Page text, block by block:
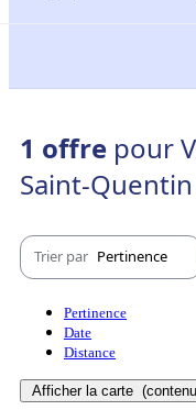
1 offre pour
Saint-
Trier par Pertinence
Pertinence
Date
Distance
Afficher la carte